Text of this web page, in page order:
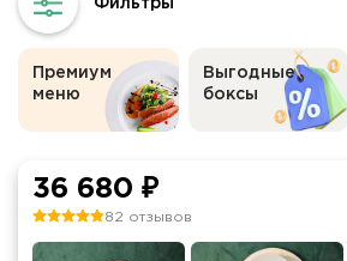
Премиум
меню
Выгодные
боксы
36 680 ₽
82 отзывов